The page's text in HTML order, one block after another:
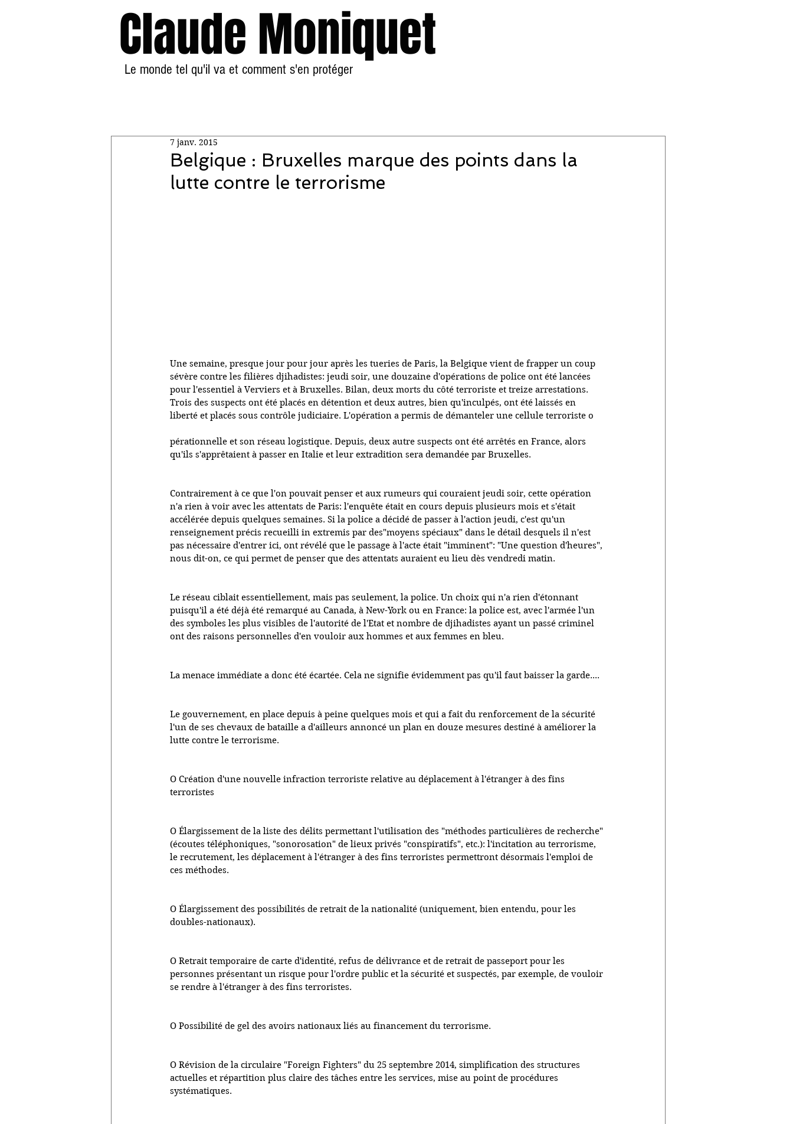
Claude Moniquet
Le monde tel qu'il va et comment s'en protéger
Belgique : Bruxelles marque des points dans la
lutte contre le terrorisme
7 janv. 2015
Une semaine, presque jour pour jour après les tueries de Paris, la Belgique vient de frapper un coup
sévère contre les filières djihadistes: jeudi soir, une douzaine d'opérations de police ont été lancées
pour l'essentiel à Verviers et à Bruxelles. Bilan, deux morts du côté terroriste et treize arrestations.
Trois des suspects ont été placés en détention et deux autres, bien qu'inculpés, ont été laissés en
liberté et placés sous contrôle judiciaire. L'opération a permis de démanteler une cellule terroriste o
pérationnelle et son réseau logistique. Depuis, deux autre suspects ont été arrêtés en France, alors
qu'ils s'apprêtaient à passer en Italie et leur extradition sera demandée par Bruxelles.
Contrairement à ce que l'on pouvait penser et aux rumeurs qui couraient jeudi soir, cette opération
n'a rien à voir avec les attentats de Paris: l'enquête était en cours depuis plusieurs mois et s'était
accélérée depuis quelques semaines. Si la police a décidé de passer à l'action jeudi, c'est qu'un
renseignement précis recueilli in extremis par des"moyens spéciaux" dans le détail desquels il n'est
pas nécessaire d'entrer ici, ont révélé que le passage à l'acte était "imminent": "Une question d'heures",
nous dit-on, ce qui permet de penser que des attentats auraient eu lieu dès vendredi matin.
Le réseau ciblait essentiellement, mais pas seulement, la police. Un choix qui n'a rien d'étonnant
puisqu'il a été déjà été remarqué au Canada, à New-York ou en France: la police est, avec l'armée l'un
des symboles les plus visibles de l'autorité de l'Etat et nombre de djihadistes ayant un passé criminel
ont des raisons personnelles d'en vouloir aux hommes et aux femmes en bleu.
La menace immédiate a donc été écartée. Cela ne signifie évidemment pas qu'il faut baisser la garde....
Le gouvernement, en place depuis à peine quelques mois et qui a fait du renforcement de la sécurité
l'un de ses chevaux de bataille a d'ailleurs annoncé un plan en douze mesures destiné à améliorer la
lutte contre le terrorisme.
O Création d'une nouvelle infraction terroriste relative au déplacement à l'étranger à des fins
terroristes
O Élargissement de la liste des délits permettant l'utilisation des "méthodes particulières de recherche"
(écoutes téléphoniques, "sonorosation" de lieux privés "conspiratifs", etc.): l'incitation au terrorisme,
le recrutement, les déplacement à l'étranger à des fins terroristes permettront désormais l'emploi de
ces méthodes.
O Élargissement des possibilités de retrait de la nationalité (uniquement, bien entendu, pour les
doubles-nationaux).
O Retrait temporaire de carte d'identité, refus de délivrance et de retrait de passeport pour les
personnes présentant un risque pour l'ordre public et la sécurité et suspectés, par exemple, de vouloir
se rendre à l'étranger à des fins terroristes.
O Possibilité de gel des avoirs nationaux liés au financement du terrorisme.
O Révision de la circulaire "Foreign Fighters" du 25 septembre 2014, simplification des structures
actuelles et répartition plus claire des tâches entre les services, mise au point de procédures
systématiques.